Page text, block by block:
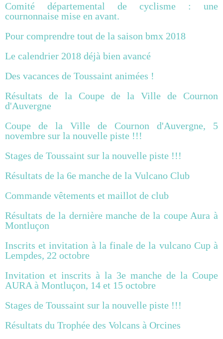
Comité départemental de cyclisme : une
cournonnaise mise en avant.
Pour comprendre tout de la saison bmx 2018
Le calendrier 2018 déjà bien avancé
Des vacances de Toussaint animées !
Résultats de la Coupe de la Ville de Cournon
d'Auvergne
Coupe de la Ville de Cournon d'Auvergne, 5
novembre sur la nouvelle piste !!!
Stages de Toussaint sur la nouvelle piste !!!
Résultats de la 6e manche de la Vulcano Club
Commande vêtements et maillot de club
Résultats de la dernière manche de la coupe Aura à
Montluçon
Inscrits et invitation à la finale de la vulcano Cup à
Lempdes, 22 octobre
Invitation et inscrits à la 3e manche de la Coupe
AURA à Montluçon, 14 et 15 octobre
Stages de Toussaint sur la nouvelle piste !!!
Résultats du Trophée des Volcans à Orcines